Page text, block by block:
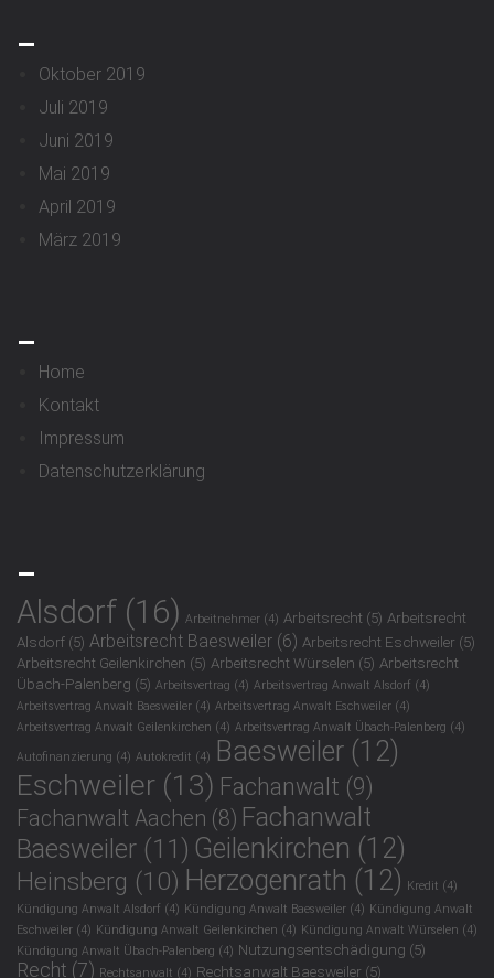
Oktober 2019
Juli 2019
Juni 2019
Mai 2019
April 2019
März 2019
Home
Kontakt
Impressum
Datenschutzerklärung
Alsdorf (16) Arbeitnehmer (4) Arbeitsrecht (5) Arbeitsrecht
Alsdorf (5) Arbeitsrecht Baesweiler (6) Arbeitsrecht Eschweiler (5)
Arbeitsrecht Geilenkirchen (5) Arbeitsrecht Würselen (5) Arbeitsrecht
Übach-Palenberg (5) Arbeitsvertrag (4) Arbeitsvertrag Anwalt Alsdorf (4)
Arbeitsvertrag Anwalt Baesweiler (4) Arbeitsvertrag Anwalt Eschweiler (4)
Arbeitsvertrag Anwalt Geilenkirchen (4) Arbeitsvertrag Anwalt Übach-Palenberg (4)
Autofinanzierung (4) Autokredit (4) Baesweiler (12)
Eschweiler (13) Fachanwalt (9)
Fachanwalt Aachen (8) Fachanwalt
Baesweiler (11) Geilenkirchen (12)
Heinsberg (10) Herzogenrath (12) Kredit (4)
Kündigung Anwalt Alsdorf (4) Kündigung Anwalt Baesweiler (4) Kündigung Anwalt
Eschweiler (4) Kündigung Anwalt Geilenkirchen (4) Kündigung Anwalt Würselen (4)
Kündigung Anwalt Übach-Palenberg (4) Nutzungsentschädigung (5)
Recht (7) Rechtsanwalt (4) Rechtsanwalt Baesweiler (5)